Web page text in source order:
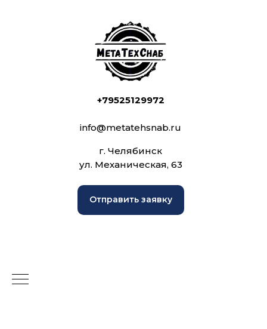
+79525129972
info@metatehsnab.ru
г. Челябинск
ул. Механическая, 63
Отправить заявку